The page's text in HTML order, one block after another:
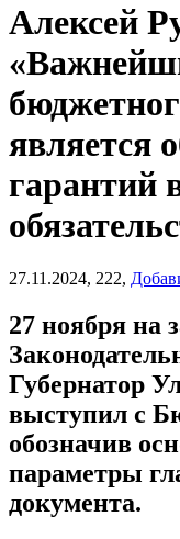
Алексей
является
гарантий
27.11.2024, 222,
27 ноября на
Губернатор
выступил с
обозначив
параметры
документа.